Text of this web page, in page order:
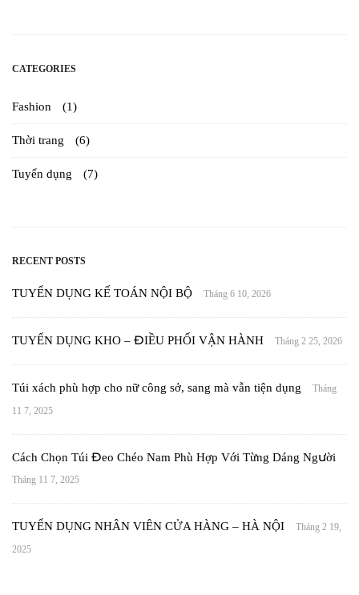
CATEGORIES
Fashion (1)
Thời trang (6)
Tuyển dụng (7)
RECENT POSTS
TUYỂN DỤNG KẾ TOÁN NỘI BỘ Tháng 6 10, 2026
TUYỂN DỤNG KHO – ĐIỀU PHỐI VẬN HÀNH Tháng 2 25, 2026
Túi xách phù hợp cho nữ công sở, sang mà vẫn tiện dụng
Tháng
11 7, 2025
Cách Chọn Túi Đeo Chéo Nam Phù Hợp Với Từng Dáng Người
Tháng 11 7, 2025
TUYỂN DỤNG NHÂN VIÊN CỬA HÀNG – HÀ NỘI
Tháng 2 19,
2025